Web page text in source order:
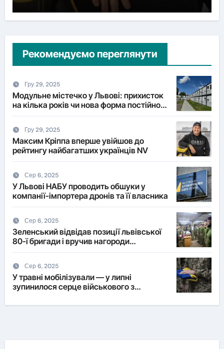
Рекомендуємо переглянути
Гру 29, 2025
Модульне містечко у Львові: прихисток
на кілька років чи нова форма постійного
житла?
Гру 29, 2025
Максим Кріппа вперше увійшов до
рейтингу найбагатших українців NV
Сер 6, 2025
У Львові НАБУ проводить обшуки у
компанії-імпортера дронів та її власника
Сер 6, 2025
Зеленський відвідав позиції львівської
80-ї бригади і вручив нагороди
військовим
Сер 6, 2025
У травні мобілізували — у липні
зупинилося серце військового з